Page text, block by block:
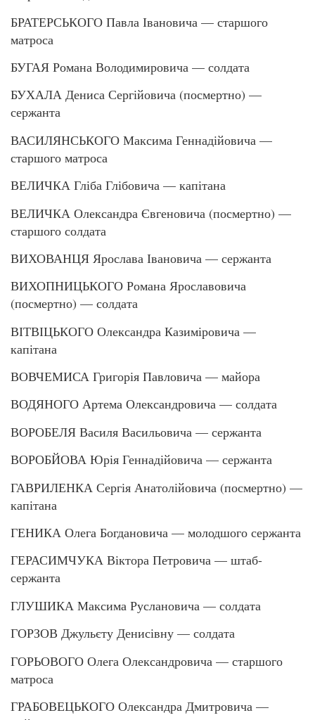
БРАТЕРСЬКОГО Павла Івановича — старшого
матроса
БУГАЯ Романа Володимировича — солдата
БУХАЛА Дениса Сергійовича (посмертно) —
сержанта
ВАСИЛЯНСЬКОГО Максима Геннадійовича —
старшого матроса
ВЕЛИЧКА Гліба Глібовича — капітана
ВЕЛИЧКА Олександра Євгеновича (посмертно) —
старшого солдата
ВИХОВАНЦЯ Ярослава Івановича — сержанта
ВИХОПНИЦЬКОГО Романа Ярославовича
(посмертно) — солдата
ВІТВІЦЬКОГО Олександра Казиміровича —
капітана
ВОВЧЕМИСА Григорія Павловича — майора
ВОДЯНОГО Артема Олександровича — солдата
ВОРОБЕЛЯ Василя Васильовича — сержанта
ВОРОБЙОВА Юрія Геннадійовича — сержанта
ГАВРИЛЕНКА Сергія Анатолійовича (посмертно) —
капітана
ГЕНИКА Олега Богдановича — молодшого сержанта
ГЕРАСИМЧУКА Віктора Петровича — штаб-
сержанта
ГЛУШИКА Максима Руслановича — солдата
ГОРЗОВ Джульєту Денисівну — солдата
ГОРЬОВОГО Олега Олександровича — старшого
матроса
ГРАБОВЕЦЬКОГО Олександра Дмитровича —